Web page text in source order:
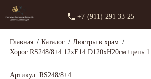
+7 (911) 291 33 25
Главная Каталог
Люстры в храм
Хорос RS248/8+4 12xЕ14 D120xH20см+цепь
Артикул: RS248/8+4